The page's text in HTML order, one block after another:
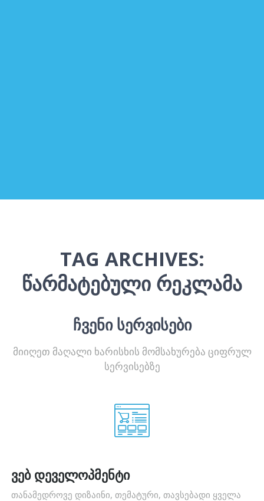
TAG ARCHIVES:
ᲬᲐᲠᲛᲐᲢᲔᲑᲣᲚᲘ ᲠᲔᲙᲚᲐᲛᲐ
ᲩᲕᲔᲜᲘ ᲡᲔᲠᲕᲘᲡᲔᲑᲘ
მიიღეთ მაღალი ხარისხის მომსახურება ციფრულ
სერვისებზე
ვებ დეველოპმენტი
თანამედროვე დიზაინი, თემატური, თავსებადი ყველა